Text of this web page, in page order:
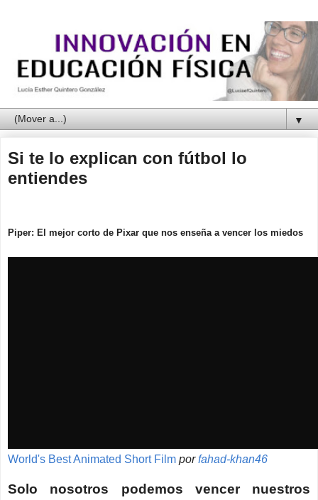
▼
Si te lo explican con fútbol lo
entiendes
Piper: El mejor corto de Pixar que nos enseña a vencer los miedos
World's Best Animated Short Film porfahad-khan46
Solo nosotros podemos vencer nuestros